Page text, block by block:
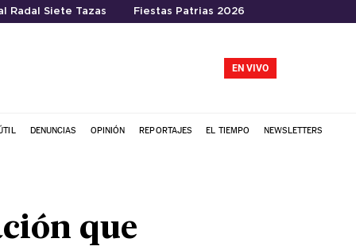
Radal Siete Tazas Fiestas Patrias 2026
EN VIVO
DENUNCIAS OPINIÓN REPORTAJES EL TIEMPO NEWSLETTERS
que